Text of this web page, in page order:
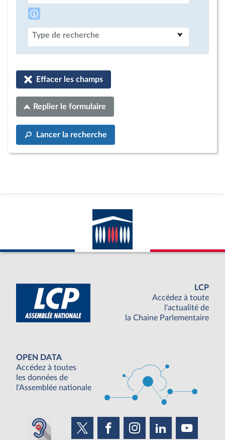
Type de recherche
Effacer les champs
Replier le formulaire
Lancer la recherche
LCP
Accédez à toute
l'actualité de
la Chaine Parlementaire
OPEN DATA
Accédez à toutes
les données de
l'Assemblée nationale